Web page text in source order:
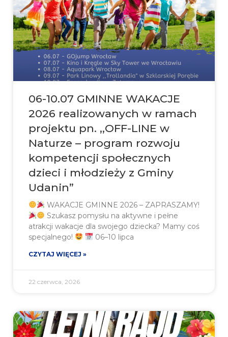
06-10.07 GMINNE WAKACJE
2026 realizowanych w ramach
projektu pn. ,,OFF-LINE w
Naturze – program rozwoju
kompetencji społecznych
dzieci i młodzieży z Gminy
Udanin”
WAKACJE GMINNE 2026 – ZAPRASZAMY!
Szukasz pomysłu na aktywne i pełne
atrakcji wakacje dla swojego dziecka? Mamy coś
specjalnego!
06–10 lipca
CZYTAJ WIĘCEJ »
22 czerwca, 2026